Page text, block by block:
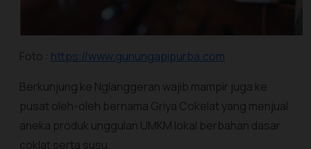
Foto : https://www.gunungapipurba.com
Berkunjung ke Nglanggeran wajib mampir juga ke
pusat oleh-oleh bernama Griya Cokelat yang menjual
aneka produk unggulan UMKM lokal berbahan dasar
coklat serta susu.